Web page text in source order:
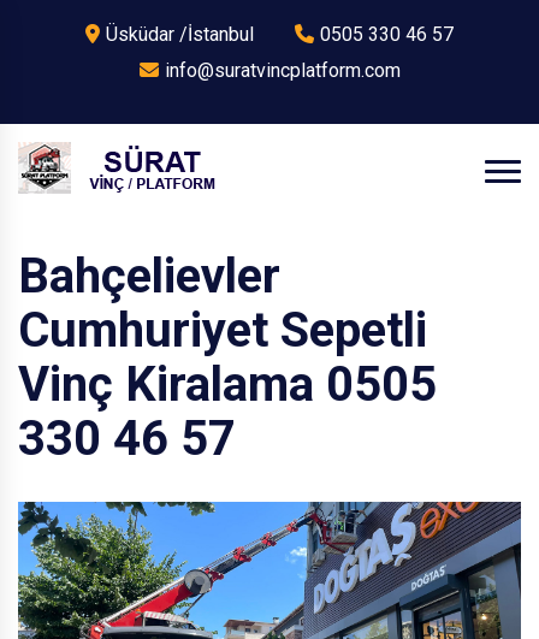
Üsküdar /İstanbul
0505 330 46 57
info@suratvincplatform.com
Bahçelievler
Cumhuriyet Sepetli
Vinç Kiralama 0505
330 46 57